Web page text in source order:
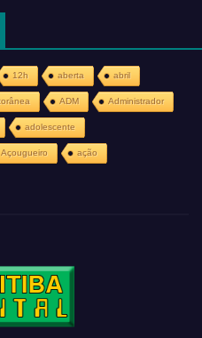
12h aberta abril
ADM Administrador
adolescente
Açougueiro ação